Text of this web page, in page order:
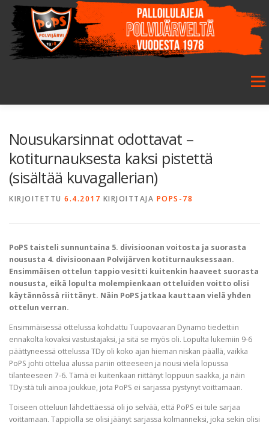
Siirry
sisältöön
FUTSAL HARRASTETOIMINTA
Nousukarsinnat odottavat –
kotiturnauksesta kaksi pistettä
(sisältää kuvagallerian)
KIRJOITETTU 6.4.2017 KIRJOITTAJA POPS-78
PoPS taisteli sunnuntaina 5. divisioonan voitosta ja suorasta
noususta 4. divisioonaan Polvijärven kotiturnauksessaan.
Ensimmäisen ottelun tappio vesitti kuitenkin haaveet suorasta
noususta, eikä lopulta molempienkaan otteluiden voitto olisi
käytännössä riittänyt. Näin PoPS jatkaa kauttaan vielä yhden
ottelun verran.
Ensimmäisessä ottelussa kohdattu Tuupovaaran Dynamo tiedettiin
ennakolta kovaksi vastustajaksi, ja sitä se myös oli. Lopulta lukemiin 9-6
päättyneessä ottelussa TDy oli koko ajan hieman niskan päällä, vaikka
PoPS johti ottelua alussa pariin otteeseen ja nousi vielä lopussa
tilanteeseen 7-6. Tämä ei kuitenkaan riittänyt loppuun saakka, ja näin
TDy:stä tuli ainoa joukkue, jota PoPS ei sarjassa pystynyt voittamaan.
Toiseen otteluun lähdettäessä oli jo selvää, että PoPS ei tule sarjaa
voittamaan. Tappiolla se olisi jäänyt sarjassa kolmanneksi, joka sekin olisi